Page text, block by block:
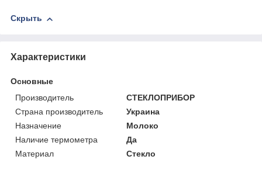
Скрыть
Характеристики
Основные
Производитель
СТЕКЛОПРИБОР
Страна производитель
Украина
Назначение
Молоко
Наличие термометра
Да
Материал
Стекло